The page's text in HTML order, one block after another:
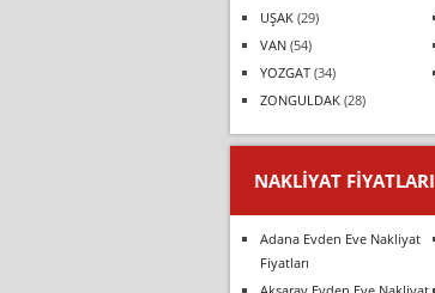
UŞAK (29)
VAN (54)
YOZGAT (34)
ZONGULDAK (28)
NAKLIYAT FIYATLARI
Adana Evden Eve Nakliyat
Fiyatları